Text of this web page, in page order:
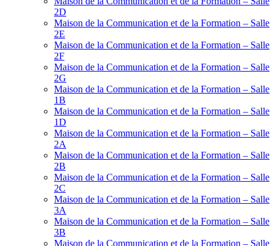
2D
Maison de la Communication et de la Formation – Salle
2E
Maison de la Communication et de la Formation – Salle
2F
Maison de la Communication et de la Formation – Salle
2G
Maison de la Communication et de la Formation – Salle
1B
Maison de la Communication et de la Formation – Salle
1D
Maison de la Communication et de la Formation – Salle
2A
Maison de la Communication et de la Formation – Salle
2B
Maison de la Communication et de la Formation – Salle
2C
Maison de la Communication et de la Formation – Salle
3A
Maison de la Communication et de la Formation – Salle
3B
Maison de la Communication et de la Formation – Salle